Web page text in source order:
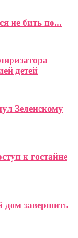
не бить по...
детей
Зеленскому
к гостайне
завершить